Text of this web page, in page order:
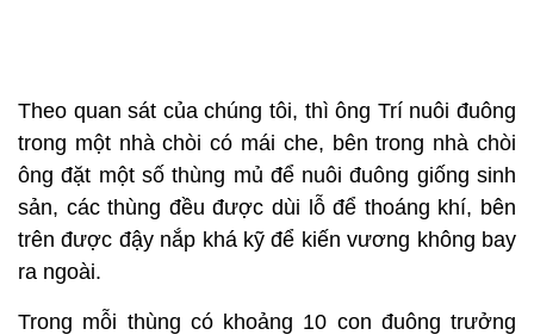
Theo quan sát của chúng tôi, thì ông Trí nuôi đuông
trong một nhà chòi có mái che, bên trong nhà chòi
ông đặt một số thùng mủ để nuôi đuông giống sinh
sản, các thùng đều được dùi lỗ để thoáng khí, bên
trên được đậy nắp khá kỹ để kiến vương không bay
ra ngoài.
Trong mỗi thùng có khoảng 10 con đuông trưởng